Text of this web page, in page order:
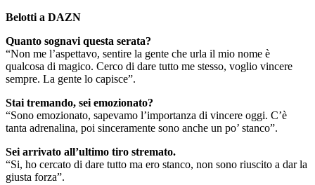
Belotti a DAZN
Quanto sognavi questa serata?
“Non me l’aspettavo, sentire la gente che urla il mio nome è
qualcosa di magico. Cerco di dare tutto me stesso, voglio vincere
sempre. La gente lo capisce”.
Stai tremando, sei emozionato?
“Sono emozionato, sapevamo l’importanza di vincere oggi. C’è
tanta adrenalina, poi sinceramente sono anche un po’ stanco”.
Sei arrivato all’ultimo tiro stremato.
“Si, ho cercato di dare tutto ma ero stanco, non sono riuscito a dar la
giusta forza”.